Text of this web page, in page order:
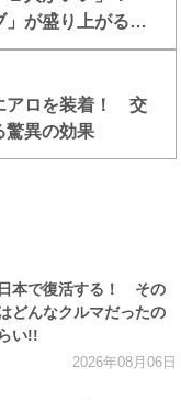
アロを装着！ 交
驚異の効果
が盛り上がるク
本で復活する！ その
どんなクルマだったの
い!!
2026年08月06日